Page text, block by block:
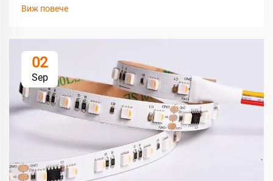
Виж повече
02
Sep